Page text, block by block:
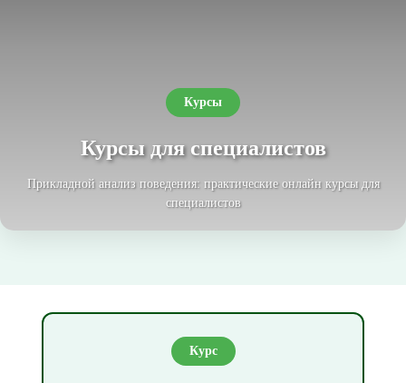
Курсы
Курсы для специалистов
Прикладной анализ поведения: практические онлайн курсы для
специалистов
Курс